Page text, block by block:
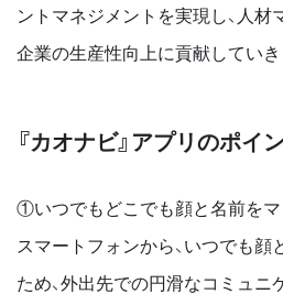
ントマネジメントを実現し、⼈
企業の⽣産性向上に貢献していき
『カオナビ』アプリのポイ
①いつでもどこでも顔と名前を
スマートフォンから、いつでも
ため、外出先での円滑なコミュニ